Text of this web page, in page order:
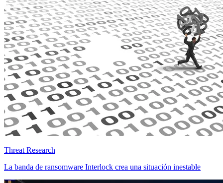
Threat Research
La banda de ransomware Interlock crea una situación inestable